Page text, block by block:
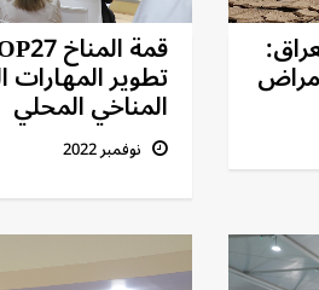
تطوير المهارات
المناخي المحلي
نوفمبر 2022